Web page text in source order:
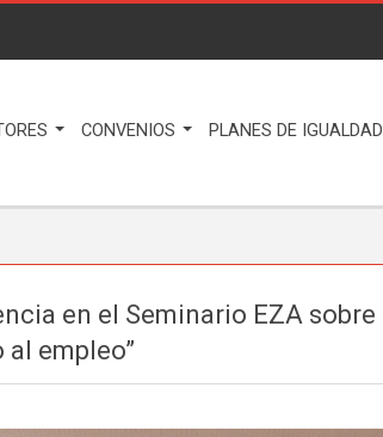
CONVENIOS PLANES DE IGUALDAD
en el Seminario EZA sobre
empleo”